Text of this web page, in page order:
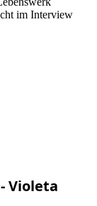
im Interview